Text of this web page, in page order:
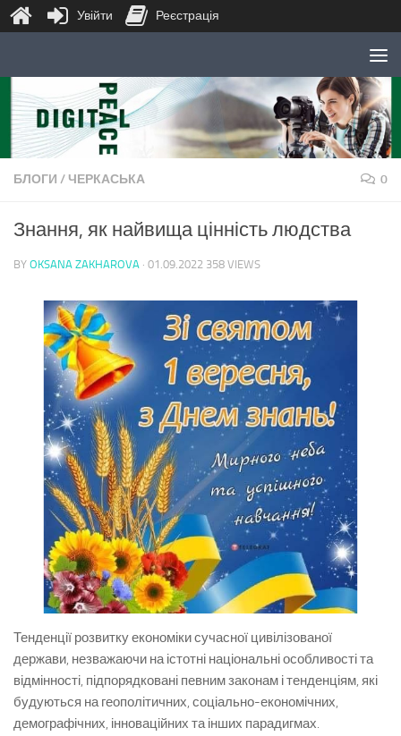
Skip to content
БЛОГИ / ЧЕРКАСЬКА 0
Знання, як найвища цінність людства
BY OKSANA ZAKHAROVA · 01.09.2022 358 VIEWS
Тенденції розвитку економіки сучасної цивілізованої
держави, незважаючи на істотні національні особливості та
відмінності, підпорядковані певним законам і тенденціям, які
будуються на геополітичних, соціально-економічних,
демографічних, інноваційних та інших парадигмах.
Увійти Реєстрація